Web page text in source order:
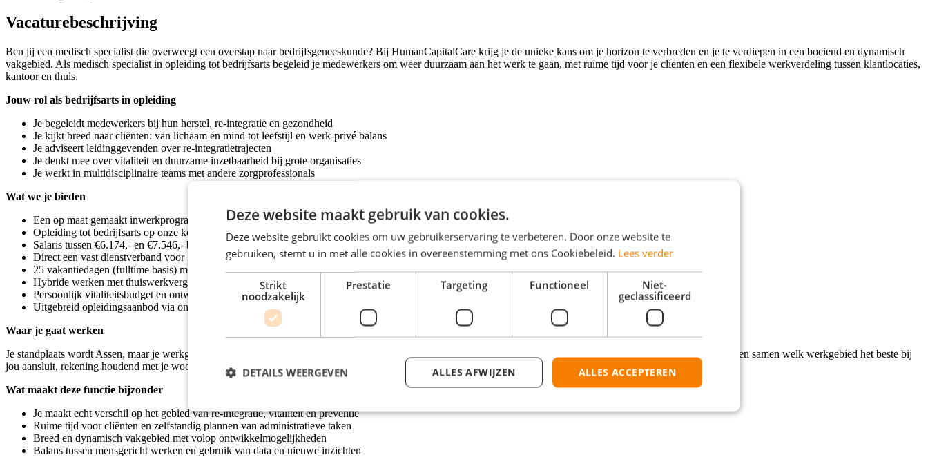
Vacaturebeschrijving
Ben jij een medisch specialist die overweegt een overstap naar bedrijfsgeneeskunde? Bij HumanCapitalCare krijg je de unieke kans om je horizon te verbreden en je te verdiepen in een boeiend en dynamisch
vakgebied. Als medisch specialist in opleiding tot bedrijfsarts begeleid je medewerkers om weer duurzaam aan het werk te gaan, met ruime tijd voor je cliënten en een flexibele werkverdeling tussen klantlocaties,
kantoor en thuis.
Jouw rol als bedrijfsarts in opleiding
Je begeleidt medewerkers bij hun herstel, re-integratie en gezondheid
Je kijkt breed naar cliënten: van lichaam en mind tot leefstijl en werk-privé balans
Je adviseert leidinggevenden over re-integratietrajecten
Je denkt mee over vitaliteit en duurzame inzetbaarheid bij grote organisaties
Je werkt in multidisciplinaire teams met andere zorgprofessionals
Wat we je bieden
Een op maat gemaakt inwerkprogramma in je eerste jaar
Opleiding tot bedrijfsarts op onze kosten na positieve evaluatie
Salaris tussen €6.174,- en €7.546,- bruto per maand (o.b.v. 40 uur)
Direct een vast dienstverband voor 32-40 uur per week
25 vakantiedagen (fulltime basis) met optie tot 13 dagen bijkopen
Hybride werken met thuiswerkvergoeding van €2,35 per dag
Persoonlijk vitaliteitsbudget en ontwikkelprogramma
Uitgebreid opleidingsaanbod via onze eigen my-academy
Waar je gaat werken
Je standplaats wordt Assen, maar je werkgebied omvat Drenthe, Groningen en Friesland. Spreekuurlocaties zijn in Assen, Groningen, Drachten en Leeuwarden. We kijken samen welk werkgebied het beste bij
jou aansluit, rekening houdend met je woonplaats. Je werkt met 21 collega's in de regio Assen in een open cultuur met korte lijnen.
Wat maakt deze functie bijzonder
Je maakt echt verschil op het gebied van re-integratie, vitaliteit en preventie
Ruime tijd voor cliënten en zelfstandig plannen van administratieve taken
Breed en dynamisch vakgebied met volop ontwikkelmogelijkheden
Balans tussen mensgericht werken en gebruik van data en nieuwe inzichten
Deze website maakt gebruik van cookies.
Deze website gebruikt cookies om uw gebruikerservaring te verbeteren. Door onze website te
gebruiken, stemt u in met alle cookies in overeenstemming met ons Cookiebeleid. Lees verder
Strikt
noodzakelijk
Prestatie Targeting Functioneel
Niet-
geclassificeerd
ALLES ACCEPTEREN
ALLES AFWIJZEN
DETAILS WEERGEVEN